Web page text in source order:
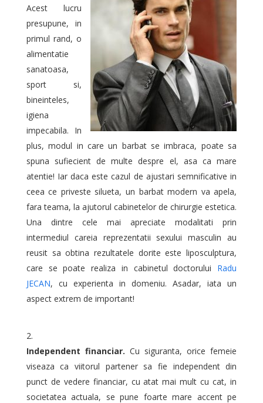
Acest lucru
presupune, in
primul rand, o
alimentatie
sanatoasa,
sport si,
bineinteles,
igiena
impecabila. In
plus, modul in care un barbat se imbraca, poate sa
spuna sufiecient de multe despre el, asa ca mare
atentie! Iar daca este cazul de ajustari semnificative in
ceea ce priveste silueta, un barbat modern va apela,
fara teama, la ajutorul cabinetelor de chirurgie estetica.
Una dintre cele mai apreciate modalitati prin
intermediul careia reprezentatii sexului masculin au
reusit sa obtina rezultatele dorite este liposculptura,
care se poate realiza in cabinetul doctorului Radu
JECAN, cu experienta in domeniu. Asadar, iata un
aspect extrem de important!
Independent financiar. Cu siguranta, orice femeie
viseaza ca viitorul partener sa fie independent din
punct de vedere financiar, cu atat mai mult cu cat, in
societatea actuala, se pune foarte mare accent pe